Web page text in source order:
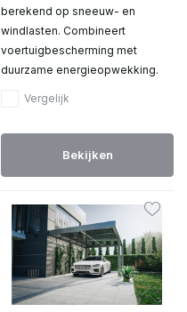
berekend op sneeuw- en
windlasten. Combineert
voertuigbescherming met
duurzame energieopwekking.
Vergelijk
Bekijken